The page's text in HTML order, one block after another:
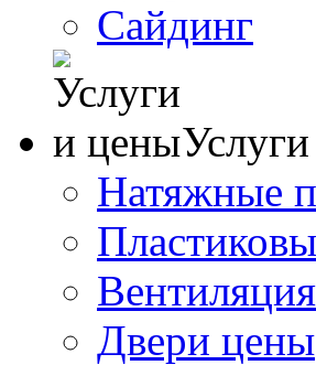
Сайдинг
Натяжные
Двери цены